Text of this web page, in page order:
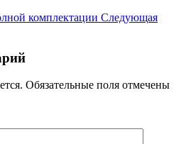
комплектации Следующая
Обязательные поля отмечены